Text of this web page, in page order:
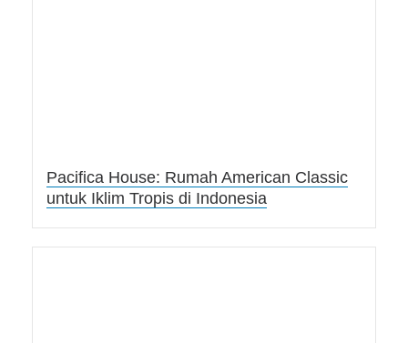
Pacifica House: Rumah American Classic
untuk Iklim Tropis di Indonesia